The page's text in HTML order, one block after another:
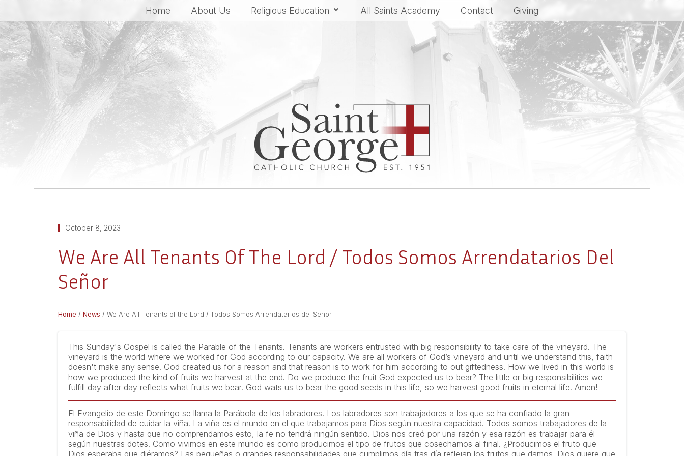
Home About Us Religious Education All Saints Academy Contact Giving
October 8, 2023
We Are All Tenants Of The Lord / Todos Somos Arrendatarios Del
Señor
Home / News / We Are All Tenants of the Lord / Todos Somos Arrendatarios del Señor
This Sunday's Gospel is called the Parable of the Tenants. Tenants are workers entrusted with big responsibility to take care of the vineyard. The
vineyard is the world where we worked for God according to our capacity. We are all workers of God’s vineyard and until we understand this, faith
doesn't make any sense. God created us for a reason and that reason is to work for him according to out giftedness. How we lived in this world is
how we produced the kind of fruits we harvest at the end. Do we produce the fruit God expected us to bear? The little or big responsibilities we
fulfill day after day reflects what fruits we bear. God wats us to bear the good seeds in this life, so we harvest good fruits in eternal life. Amen!
El Evangelio de este Domingo se llama la Parábola de los labradores. Los labradores son trabajadores a los que se ha confiado la gran
responsabilidad de cuidar la viña. La viña es el mundo en el que trabajamos para Dios según nuestra capacidad. Todos somos trabajadores de la
viña de Dios y hasta que no comprendamos esto, la fe no tendrá ningún sentido. Dios nos creó por una razón y esa razón es trabajar para él
según nuestras dotes. Como vivimos en este mundo es como producimos el tipo de frutos que cosechamos al final. ¿Producimos el fruto que
Dios esperaba que diéramos? Las pequeñas o grandes responsabilidades que cumplimos día tras día reflejan los frutos que damos. Dios quiere que